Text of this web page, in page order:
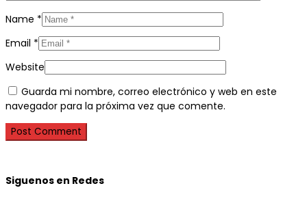
Name *
Email *
Website
Guarda mi nombre, correo electrónico y web en este
navegador para la próxima vez que comente.
Siguenos en Redes